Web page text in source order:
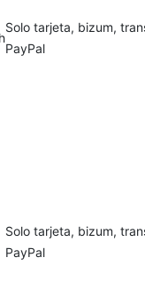
Solo tarjeta, bizum,
PayPal
Solo tarjeta, bizum,
PayPal